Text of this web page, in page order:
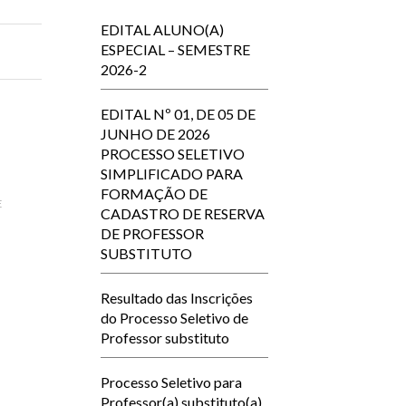
EDITAL ALUNO(A)
ESPECIAL – SEMESTRE
2026-2
EDITAL Nº 01, DE 05 DE
JUNHO DE 2026
PROCESSO SELETIVO
SIMPLIFICADO PARA
FORMAÇÃO DE
CADASTRO DE RESERVA
DE PROFESSOR
SUBSTITUTO
Resultado das Inscrições
do Processo Seletivo de
Professor substituto
Processo Seletivo para
Professor(a) substituto(a)